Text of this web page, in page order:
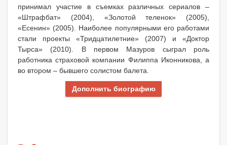
принимал участие в съемках различных сериалов –
«Штрафбат» (2004), «Золотой теленок» (2005),
«Есенин» (2005). Наиболее популярными его работами
стали проекты «Тридцатилетние» (2007) и «Доктор
Тырса» (2010). В первом Мазуров сыграл роль
работника страховой компании Филиппа Иконникова, а
во втором – бывшего солистом балета.
Дополнить биографию